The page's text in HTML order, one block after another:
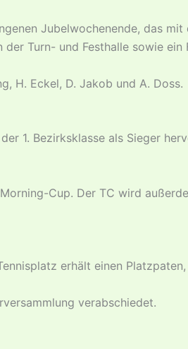
Jubelwochenende, das
Turn- und Festhalle sowie
H. Eckel, D. Jakob und A. Doss.
1. Bezirksklasse als Sieger
Cup. Der TC wird
erhält einen
verabschiedet.